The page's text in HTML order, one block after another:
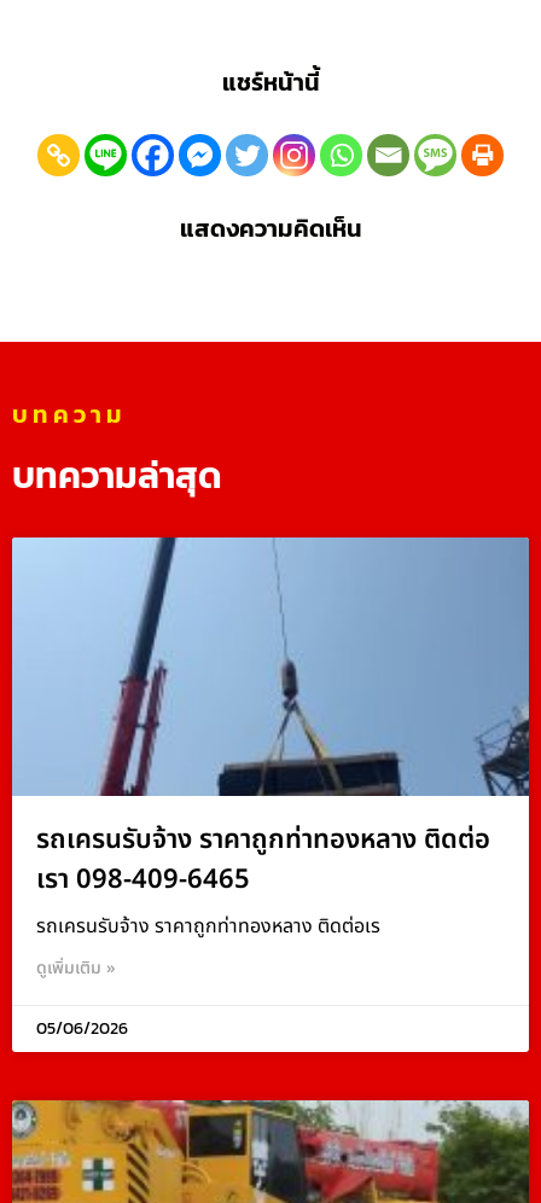
แชร์หน้านี้
แสดงความคิดเห็น
บทความ
บทความล่าสุด
รถเครนรับจ้าง ราคาถูกท่าทองหลาง ติดต่อ
เรา 098-409-6465
รถเครนรับจ้าง ราคาถูกท่าทองหลาง ติดต่อเร
ดูเพิ่มเติม »
05/06/2026